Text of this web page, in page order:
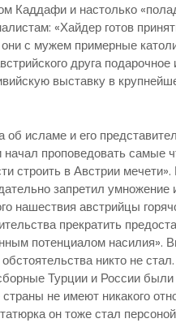
и настолько
«Хайдер готов
с мужем примерные
друга
выставку в
исламе и его
проповедовать самые
строить в Австрии мечети».
запретил умножение
нашествия австрийцы
прекратить
потенциалом насилия».
никто не
Турции и России
не имеют никакого
он тоже стал персоной